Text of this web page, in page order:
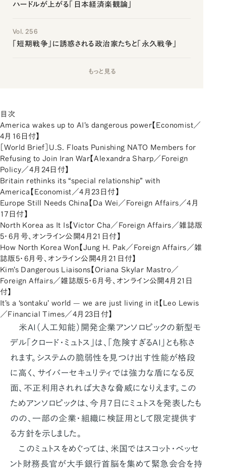
ハードルが上がる「日本経済楽観論」
Vol. 256
「短期戦争」に誘惑される政治家たちと「永久戦争」
もっと見る
目次
America wakes up to AI's dangerous power【Economist／
4月16日付】
［World Brief］U.S. Floats Punishing NATO Members for
Refusing to Join Iran War【Alexandra Sharp／Foreign
Policy／4月24日付】
Britain rethinks its “special relationship” with
America【Economist／4月23日付】
Europe Still Needs China【Da Wei／Foreign Affairs／4月
17日付】
North Korea as It Is【Victor Cha／Foreign Affairs／雑誌版
5・6月号、オンライン公開4月21日付】
How North Korea Won【Jung H. Pak／Foreign Affairs／雑
誌版5・6月号、オンライン公開4月21日付】
Kim's Dangerous Liaisons【Oriana Skylar Mastro／
Foreign Affairs／雑誌版5・6月号、オンライン公開4月21日
付】
It's a ‘sontaku' world — we are just living in it【Leo Lewis
／Financial Times／4月23日付】
米AI（人工知能）開発企業アンソロピックの新型モ
デル「クロード・ミュトス」は、「危険すぎるAI」とも称さ
れます。システムの脆弱性を見つけ出す性能が格段
に高く、サイバーセキュリティでは強力な盾になる反
面、不正利用されれば大きな脅威になりえます。この
ためアンソロピックは、今月7日にミュトスを発表したも
のの、一部の企業・組織に検証用として限定提供す
る方針を示しました。
このミュトスをめぐっては、米国ではスコット・ベッセ
ント財務長官が大手銀行首脳を集めて緊急会合を持